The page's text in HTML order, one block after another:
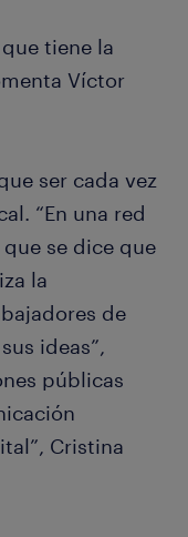
tiene la
Víctor
ser cada vez
“En una red
se dice que
la
de
ideas”,
públicas
Cristina